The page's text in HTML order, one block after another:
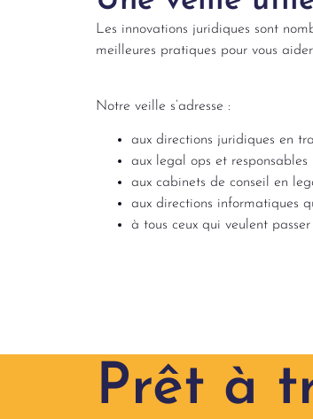
Les innovations juridiques sont
meilleures pratiques pour vous
Notre veille s’adresse :
aux directions juridiques en
aux legal ops et responsables
aux cabinets de conseil en
aux directions informatiques
à tous ceux qui veulent
Prêt à